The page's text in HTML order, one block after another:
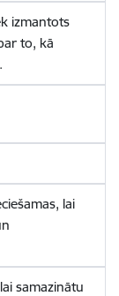
izmantots
to, kā
lai
samazinātu